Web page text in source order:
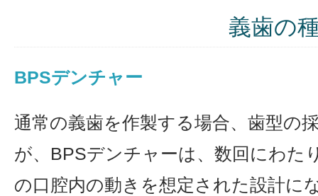
義歯の
BPSデンチャー
通常の義歯を作製する場合、歯型の
が、BPSデンチャーは、数回にわた
の口腔内の動きを想定された設計に